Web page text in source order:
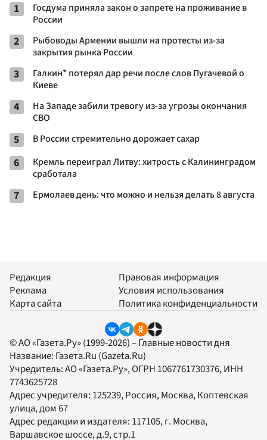
1
Госдума приняла закон о запрете на проживание в
России
2
Рыбоводы Армении вышли на протесты из-за
закрытия рынка России
3
Галкин* потерял дар речи после слов Пугачевой о
Киеве
4
На Западе забили тревогу из-за угрозы окончания
СВО
5 В России стремительно дорожает сахар
6
Кремль переиграл Литву: хитрость с Калининградом
сработала
7 Ермолаев день: что можно и нельзя делать 8 августа
Редакция
Реклама
Карта сайта
Правовая информация
Условия использования
Политика конфиденциальности
© АО «Газета.Ру» (1999-2026) – Главные новости дня
Название: Газета.Ru (Gazeta.Ru)
Учредитель:АО «Газета.Ру», ОГРН 1067761730376, ИНН
7743625728
Адрес учредителя: 125239, Россия, Москва, Коптевская
улица, дом 67
Адрес редакции и издателя: 117105, г. Москва,
Варшавское шоссе, д.9, стр.1